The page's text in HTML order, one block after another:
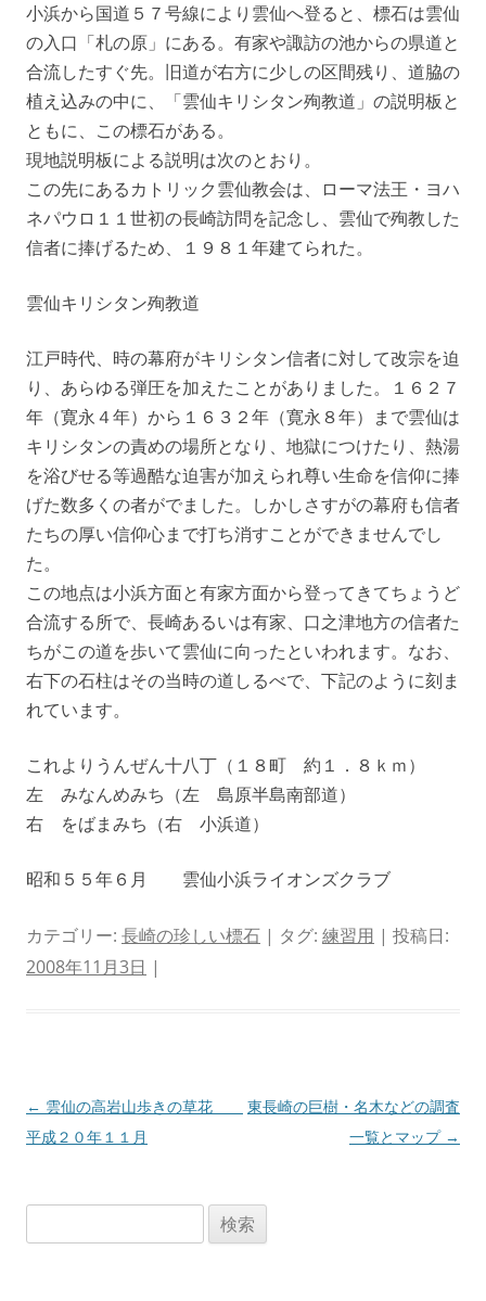
小浜から国道５７号線により雲仙へ登ると、標石は雲仙
の入口「札の原」にある。有家や諏訪の池からの県道と
合流したすぐ先。旧道が右方に少しの区間残り、道脇の
植え込みの中に、「雲仙キリシタン殉教道」の説明板と
ともに、この標石がある。
現地説明板による説明は次のとおり。
この先にあるカトリック雲仙教会は、ローマ法王・ヨハ
ネパウロ１１世初の長崎訪問を記念し、雲仙で殉教した
信者に捧げるため、１９８１年建てられた。
雲仙キリシタン殉教道
江戸時代、時の幕府がキリシタン信者に対して改宗を迫
り、あらゆる弾圧を加えたことがありました。１６２７
年（寛永４年）から１６３２年（寛永８年）まで雲仙は
キリシタンの責めの場所となり、地獄につけたり、熱湯
を浴びせる等過酷な迫害が加えられ尊い生命を信仰に捧
げた数多くの者がでました。しかしさすがの幕府も信者
たちの厚い信仰心まで打ち消すことができませんでし
た。
この地点は小浜方面と有家方面から登ってきてちょうど
合流する所で、長崎あるいは有家、口之津地方の信者た
ちがこの道を歩いて雲仙に向ったといわれます。なお、
右下の石柱はその当時の道しるべで、下記のように刻ま
れています。
これよりうんぜん十八丁（１８町 約１．８ｋｍ）
左 みなんめみち（左 島原半島南部道）
右 をばまみち（右 小浜道）
昭和５５年６月 雲仙小浜ライオンズクラブ
カテゴリー: 長崎の珍しい標石 | タグ: 練習用 | 投稿日:
2008年11月3日 |
投
稿
← 雲仙の高岩山歩きの草花
平成２０年１１月
東長崎の巨樹・名木などの調査
一覧とマップ →
索: